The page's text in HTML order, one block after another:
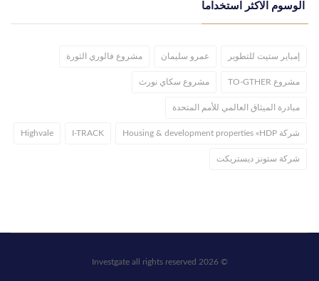
الوسوم الاكثر استخداما
إمباير ستيت للتطوير عمرو سليمان مشروع فالوري الثورة
مشروع TO-GTHER مشروع سكاي نورث
مبادرة الميثاق العالمي للأمم المتحدة
شركة Housing & development properties «HDP I-TRACK
Highvale
شركة ستونز ديستريكت
© 2026 Investgate all rights reserved